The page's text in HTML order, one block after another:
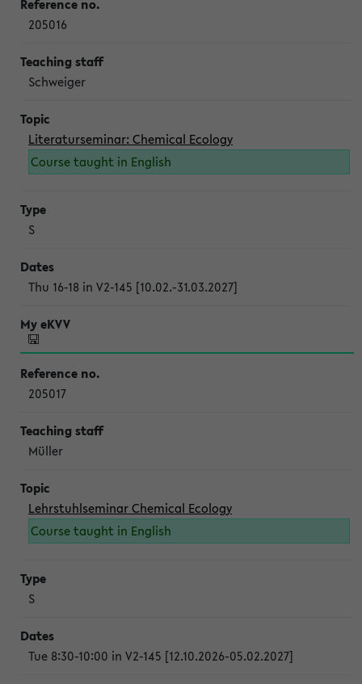
205016
Schweiger
Literaturseminar: Chemical Ecology
Course taught in English
S
Thu 16-18 in V2-145 [10.02.-31.03.2027]
205017
Müller
Lehrstuhlseminar Chemical Ecology
Course taught in English
S
Tue 8:30-10:00 in V2-145 [12.10.2026-05.02.2027]